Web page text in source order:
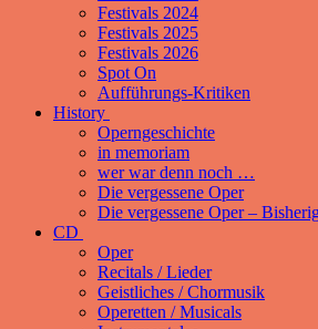
Festivals 2024
Festivals 2025
Festivals 2026
Spot On
Aufführungs-Kritiken
History
Operngeschichte
in memoriam
wer war denn noch …
Die vergessene Oper
Die vergessene Oper –
CD
Oper
Recitals / Lieder
Geistliches / Chormusik
Operetten / Musicals